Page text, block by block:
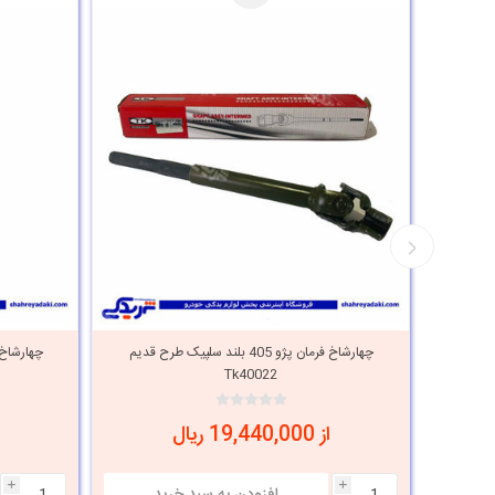
چهارشاخ فرمان پژو 405 بلند سلپیک طرح قدیم
Tk40022
از 19,440,000 ریال
i
i